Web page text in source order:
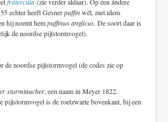
echter heeft Gesnerpuffinwél, met idem
hij noemt hempuffinus anglicus. De soort daar is
de noordse pijlstormvogel).
de noordse pijlstormvogel (de codes zie op
sturmtaucher, een naam in Meyer 1822.
pijlstormvogel is de roetzwarte bovenkant, bij een